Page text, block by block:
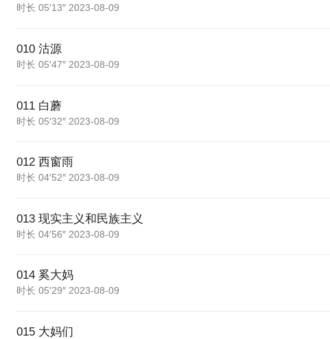
时长 05′13″ 2023-08-09
010 沽源
时长 05′47″ 2023-08-09
011 白蘑
时长 05′32″ 2023-08-09
012 西窗雨
时长 04′52″ 2023-08-09
013 现实主义和民族主义
时长 04′56″ 2023-08-09
014 奚大妈
时长 05′29″ 2023-08-09
015 大妈们